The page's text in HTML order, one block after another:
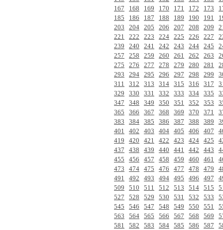
167
168 169 170 171 172 173
185
186 187 188 189 190 191
203
204 205 206 207 208 209
221
222 223 224 225 226 227
239
240 241 242 243 244 245
257
258 259 260 261 262 263
275
276 277 278 279 280 281
293
294 295 296 297 298 299
311
312 313 314 315 316 317
329
330 331 332 333 334 335
347
348 349 350 351 352 353
365
366 367 368 369 370 371
383
384 385 386 387 388 389
401
402 403 404 405 406 407
419
420 421 422 423 424 425
437
438 439 440 441 442 443
455
456 457 458 459 460 461
473
474 475 476 477 478 479
491
492 493 494 495 496 497
509
510 511 512 513 514 515
527
528 529 530 531 532 533
545
546 547 548 549 550 551
563
564 565 566 567 568 569
581
582 583 584 585 586 587